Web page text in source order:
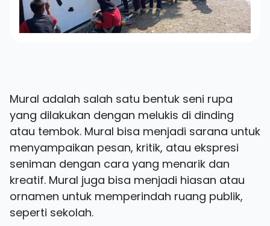
Mural adalah salah satu bentuk seni rupa
yang dilakukan dengan melukis di dinding
atau tembok. Mural bisa menjadi sarana untuk
menyampaikan pesan, kritik, atau ekspresi
seniman dengan cara yang menarik dan
kreatif. Mural juga bisa menjadi hiasan atau
ornamen untuk memperindah ruang publik,
seperti sekolah.